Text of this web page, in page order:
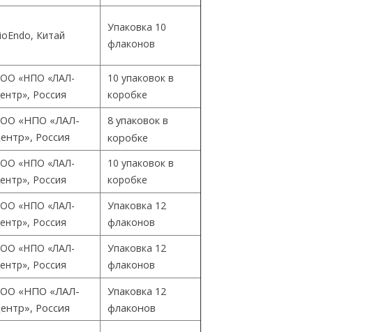
Китай
Упаковка 10
флаконов
«НПО «ЛАЛ-
Россия
10 упаковок в
коробке
«НПО «ЛАЛ-
Россия
8 упаковок в
коробке
«НПО «ЛАЛ-
Россия
10 упаковок в
коробке
«НПО «ЛАЛ-
Россия
Упаковка 12
флаконов
«НПО «ЛАЛ-
Россия
Упаковка 12
флаконов
«НПО «ЛАЛ-
Россия
Упаковка 12
флаконов